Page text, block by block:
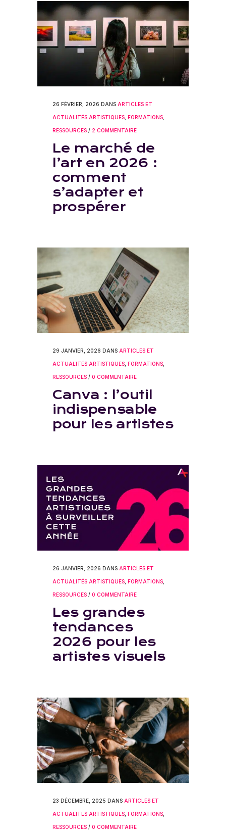
26 FÉVRIER, 2026 DANS ARTICLES ET
ACTUALITÉS ARTISTIQUES FORMATIONS
RESSOURCES / 2 COMMENTAIRE
Le marché de
l’art en 2026 :
comment
s’adapter et
prospérer
29 JANVIER, 2026 DANS ARTICLES ET
ACTUALITÉS ARTISTIQUES FORMATIONS
RESSOURCES / 0 COMMENTAIRE
Canva : l’outil
indispensable
pour les artistes
26 JANVIER, 2026 DANS ARTICLES ET
ACTUALITÉS ARTISTIQUES FORMATIONS
RESSOURCES / 0 COMMENTAIRE
Les grandes
tendances
2026 pour les
artistes visuels
23 DÉCEMBRE, 2025 DANS ARTICLES ET
ACTUALITÉS ARTISTIQUES FORMATIONS
RESSOURCES / 0 COMMENTAIRE